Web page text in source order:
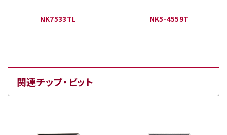
NK7533TL NK5-4559T
関連チップ・ビット